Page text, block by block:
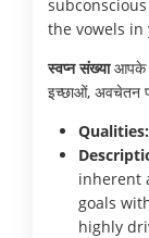
the vowels
स्वप्न संख्याआपके
इच्छाओं, अवचेतन
Qualities:
inherent
goals
highly